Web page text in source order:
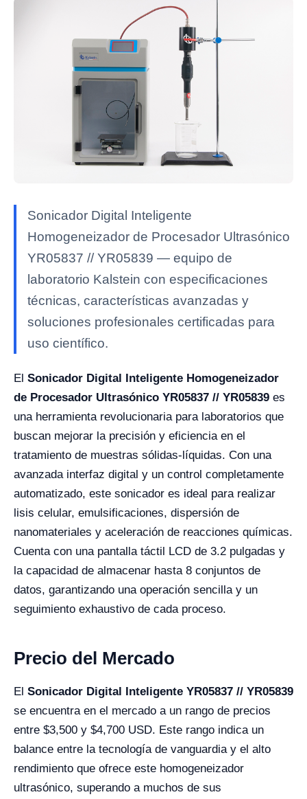
Sonicador Digital Inteligente
Homogeneizador de Procesador Ultrasónico
YR05837 // YR05839 — equipo de
laboratorio Kalstein con especificaciones
técnicas, características avanzadas y
soluciones profesionales certificadas para
uso científico.
El Sonicador Digital Inteligente Homogeneizador
de Procesador Ultrasónico YR05837 // YR05839 es
una herramienta revolucionaria para laboratorios que
buscan mejorar la precisión y eficiencia en el
tratamiento de muestras sólidas-líquidas. Con una
avanzada interfaz digital y un control completamente
automatizado, este sonicador es ideal para realizar
lisis celular, emulsificaciones, dispersión de
nanomateriales y aceleración de reacciones químicas.
Cuenta con una pantalla táctil LCD de 3.2 pulgadas y
la capacidad de almacenar hasta 8 conjuntos de
datos, garantizando una operación sencilla y un
seguimiento exhaustivo de cada proceso.
Precio del Mercado
El Sonicador Digital Inteligente YR05837 // YR05839
se encuentra en el mercado a un rango de precios
entre $3,500 y $4,700 USD. Este rango indica un
balance entre la tecnología de vanguardia y el alto
rendimiento que ofrece este homogeneizador
ultrasónico, superando a muchos de sus